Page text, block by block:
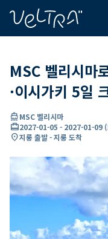
MSC 벨리시마
·이시가키 5일
directions_boatMSC 벨리시마
card_travel2027-01-05 - 2027-01-09 (
location_on지룽 출발 - 지룽 도착